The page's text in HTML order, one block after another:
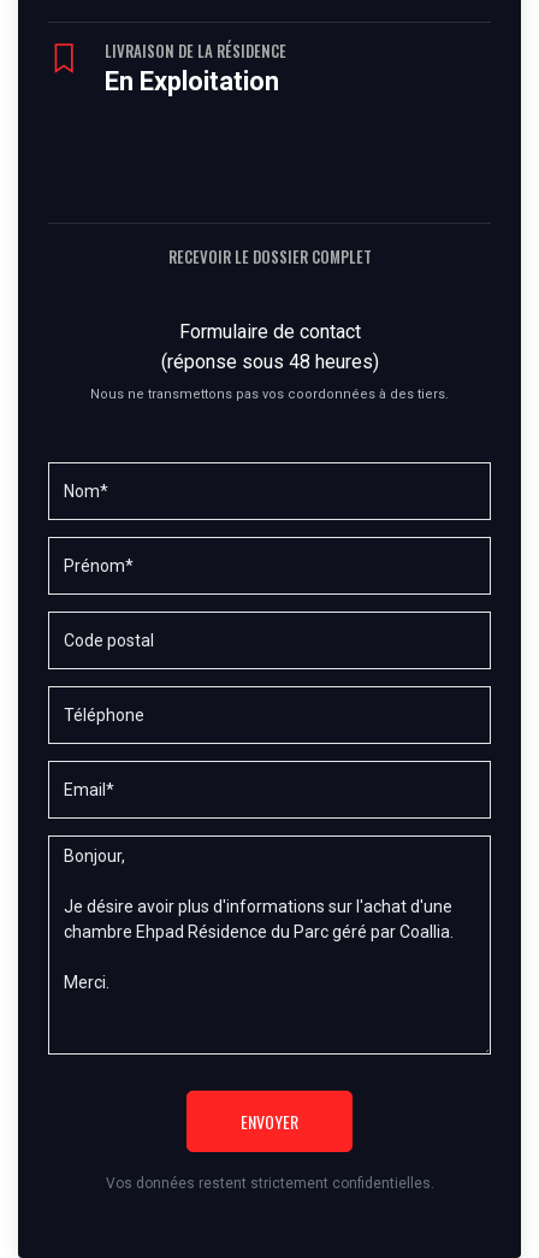
LIVRAISON DE LA RÉSIDENCE
En Exploitation
RECEVOIR LE DOSSIER COMPLET
Formulaire de contact
(réponse sous 48 heures)
Nous ne transmettons pas vos coordonnées à des tiers.
ENVOYER
Vos données restent strictement confidentielles.